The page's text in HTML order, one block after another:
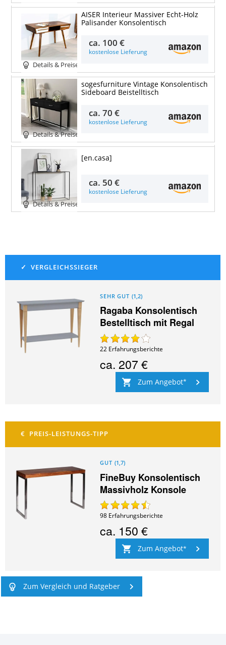
Details & Preise
AISER Interieur Massiver Echt-Holz
Palisander Konsolentisch
ca. 100 €
kostenlose Lieferung
Details & Preise
sogesfurniture Vintage Konsolentisch
Sideboard Beistelltisch
ca.70 €
kostenlose Lieferung
Details & Preise
[en.casa]
ca. 50 €
kostenlose Lieferung
SEHR GUT (1,2)
Ragaba Konsolentisch
Bestelltisch mit Regal
22 Erfahrungsberichte
ca.207 €
Zum Angebot
GUT (1,7)
FineBuy Konsolentisch
Massivholz Konsole
98 Erfahrungsberichte
ca. 150 €
Zum Angebot
Zum Vergleich und Ratgeber